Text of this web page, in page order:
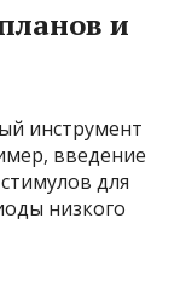
и
инструмент
введение
для
низкого